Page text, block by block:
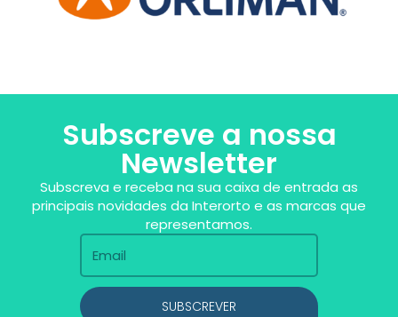
Subscreve a nossa
Newsletter
Subscreva e receba na sua caixa de entrada as
principais novidades da Interorto e as marcas que
representamos.
SUBSCREVER